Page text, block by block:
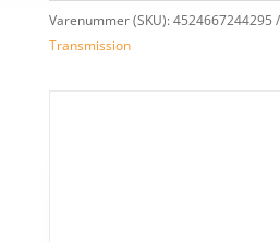
Varenummer (SKU):4524667244295
Transmission